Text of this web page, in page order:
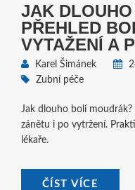
JAK
PŘEHLED
VYTAŽENÍ A
Karel Šimánek
Zubní péče
Jak dlouho bolí
zánětu i po vytržení.
lékaře.
ČÍST VÍCE